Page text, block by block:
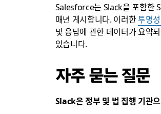
Salesforce는 Slack을 포함한
매년 게시합니다. 이러한투명
및 응답에 관한 데이터가 요약
있습니다.
자주 묻는 질문
Slack은 정부 및 법 집행 기관